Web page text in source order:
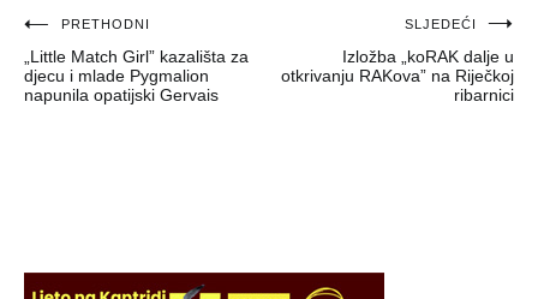
Navigacija
objava
PRETHODNI
„Little Match Girl” kazališta za
djecu i mlade Pygmalion
napunila opatijski Gervais
SLJEDEĆI
Izložba „koRAK dalje u
otkrivanju RAKova” na Riječkoj
ribarnici